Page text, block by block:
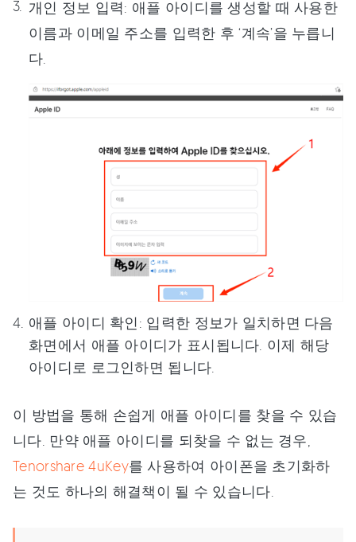
개인 정보 입력: 애플 아이디를 생성할 때 사용한
이름과 이메일 주소를 입력한 후 ‘계속’을 누릅니
다.
애플 아이디 확인: 입력한 정보가 일치하면 다음
화면에서 애플 아이디가 표시됩니다. 이제 해당
아이디로 로그인하면 됩니다.
이 방법을 통해 손쉽게 애플 아이디를 찾을 수 있습
니다. 만약 애플 아이디를 되찾을 수 없는 경우,
Tenorshare 4uKey를 사용하여 아이폰을 초기화하
는 것도 하나의 해결책이 될 수 있습니다.